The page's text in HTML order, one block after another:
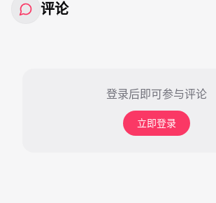
评论
登录后即可参与评论
立即登录